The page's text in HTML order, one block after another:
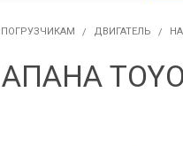
ДВИГАТЕЛЬ